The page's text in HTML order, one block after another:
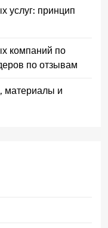
услуг: принцип
компаний по
по отзывам
материалы и